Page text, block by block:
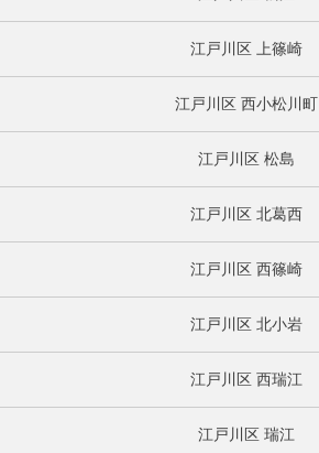
江戸川区 上篠崎
江戸川区 西小松川町
江戸川区 松島
江戸川区 北葛西
江戸川区 西篠崎
江戸川区 北小岩
江戸川区 西瑞江
江戸川区 瑞江